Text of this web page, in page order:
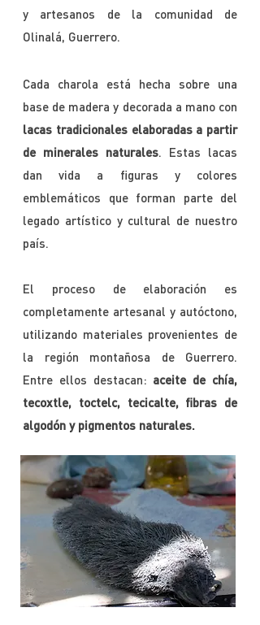
y artesanos de la comunidad de
Olinalá, Guerrero.
Cada charola está hecha sobre una
base de madera y decorada a mano con
lacas tradicionales elaboradas a partir
de minerales naturales. Estas lacas
dan vida a figuras y colores
emblemáticos que forman parte del
legado artístico y cultural de nuestro
país.
El proceso de elaboración es
completamente artesanal y autóctono,
utilizando materiales provenientes de
la región montañosa de Guerrero.
Entre ellos destacan: aceite de chía,
tecoxtle, toctelc, tecicalte, fibras de
algodón y pigmentos naturales.